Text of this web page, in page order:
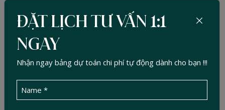
Dự toán
Khái toán ngân sách
thiết kế & xây dựng Trong 30
Giây
trong 48h
ĐẶT LỊCH TƯ VẤN 1:1
NGAY
Nhận ngay bảng dự toán chi phí tự động dành cho bạn !!!